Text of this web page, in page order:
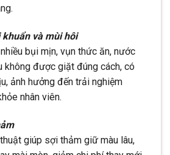
và mùi hôi
bụi mịn, vụn thức ăn, nước
không được giặt đúng cách, có
ảnh hưởng đến trải nghiệm
nhân viên.
giúp sợi thảm giữ màu lâu,